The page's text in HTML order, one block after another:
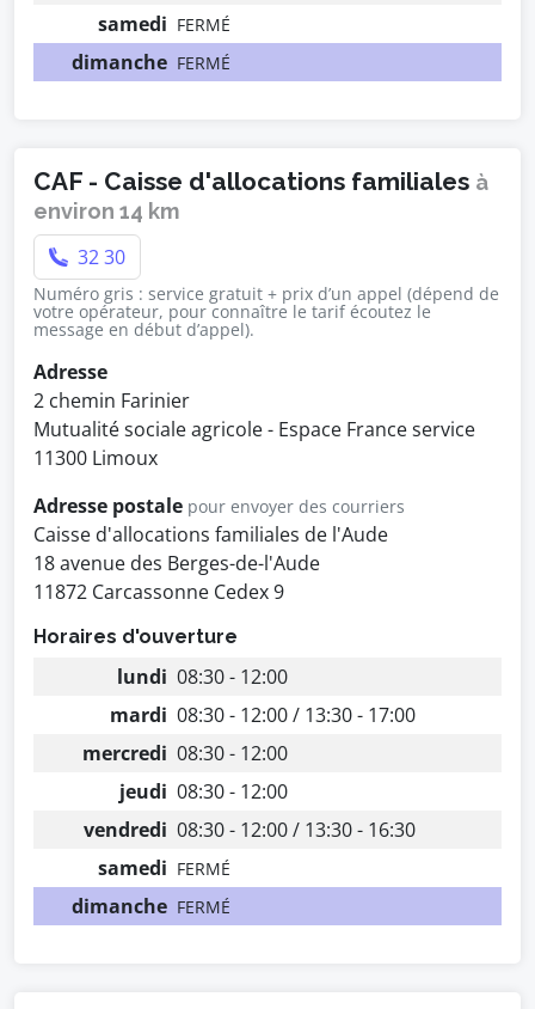
samedi FERMÉ
dimanche FERMÉ
CAF - Caisse d'allocations familiales à
environ 14 km
32 30
Numéro gris : service gratuit + prix d’un appel (dépend de
votre opérateur, pour connaître le tarif écoutez le
message en début d’appel).
Adresse
2 chemin Farinier
Mutualité sociale agricole - Espace France service
11300 Limoux
Adresse postale pour envoyer des courriers
Caisse d'allocations familiales de l'Aude
18 avenue des Berges-de-l'Aude
11872 Carcassonne Cedex 9
Horaires d'ouverture
lundi 08:30 - 12:00
mardi 08:30 - 12:00 / 13:30 - 17:00
mercredi 08:30 - 12:00
jeudi 08:30 - 12:00
vendredi 08:30 - 12:00 / 13:30 - 16:30
samedi FERMÉ
dimanche FERMÉ